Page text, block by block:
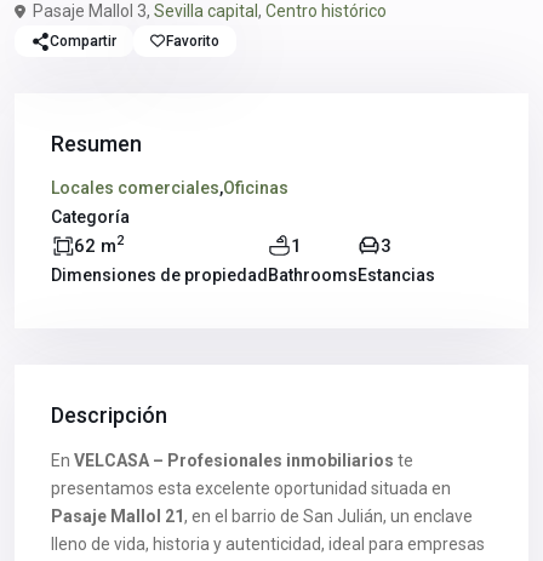
Pasaje Mallol 3, Sevilla capital , Centro histórico
Compartir Favorito
Resumen
Locales comerciales,Oficinas
Categoría
62 m2
Dimensiones de propiedad
1
Bathrooms
3
Estancias
Descripción
En VELCASA – Profesionales inmobiliarios te
presentamos esta excelente oportunidad situada en
Pasaje Mallol 21, en el barrio de San Julián, un enclave
lleno de vida, historia y autenticidad, ideal para empresas